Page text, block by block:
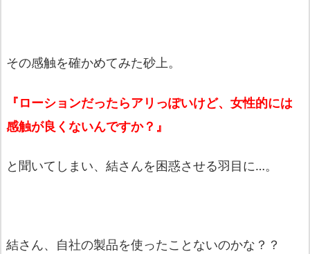
その感触を確かめてみた砂上。
『ローションだったらアリっぽいけど、 女性的には
感触が良くないんですか？』
と聞いてしまい、結さんを困惑させる羽目に…。
結さん、自社の製品を使ったことないのかな？？